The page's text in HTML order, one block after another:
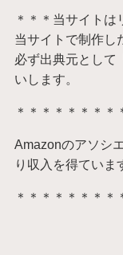
＊＊＊当サイトは
当サイトで制作し
必ず出典元として
いします。
＊＊＊＊＊＊＊＊
Amazonのアソシ
り収入を得ていま
＊＊＊＊＊＊＊＊